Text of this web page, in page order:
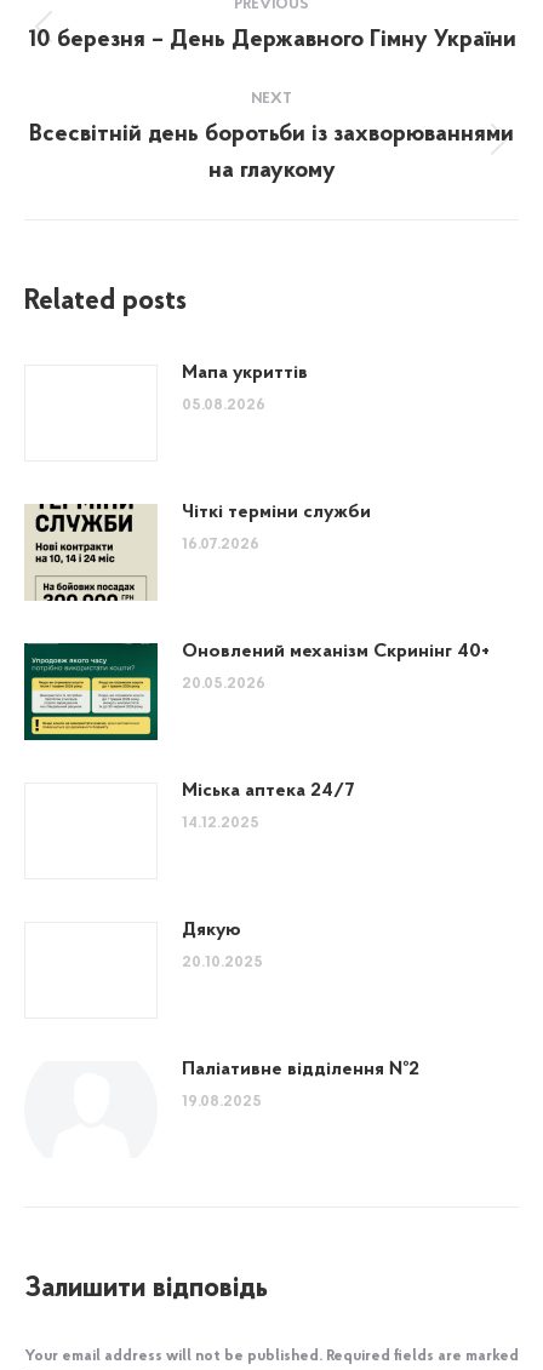
navigation
PREVIOUS
Previous
10 березня – День Державного Гімну України
NEXT
post:
Всесвітній день боротьби із захворюваннями
на глаукому
Related posts
Мапа укриттів
05.08.2026
Чіткі терміни служби
16.07.2026
Оновлений механізм Скринінг 40+
20.05.2026
Міська аптека 24/7
14.12.2025
Дякую
20.10.2025
Паліативне відділення №2
19.08.2025
Залишити відповідь
Your email address will not be published. Required fields are marked